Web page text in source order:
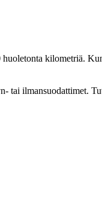
kilometriä.
tai ilmansuodattimet.